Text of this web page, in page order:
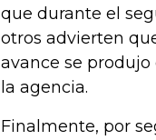
que durante el
otros advierten
avance se
la agencia.
Finalmente, por